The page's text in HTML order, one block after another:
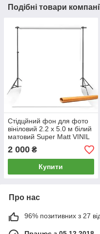
Подібні товари
Стідцйний фон для фото
вініловий 2.2 х 5.0 м білий
матовий Super Matt VINIL
картонній трубі
2 000 ₴
Купити
Про нас
96% позитивних з 27